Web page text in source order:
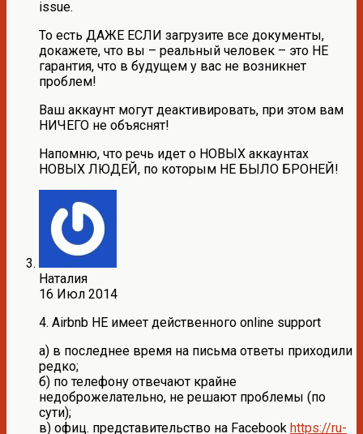
issue.
То есть ДАЖЕ ЕСЛИ загрузите все документы,
докажете, что вы – реальный человек – это НЕ
гарантия, что в будущем у вас не возникнет
проблем!
Ваш аккаунт могут деактивировать, при этом вам
НИЧЕГО не объяснят!
Напомню, что речь идет о НОВЫХ аккаунтах
НОВЫХ ЛЮДЕЙ, по которым НЕ БЫЛО БРОНЕЙ!
Наталия
16 Июл 2014
4. Airbnb НЕ имеет действенного online support
а) в последнее время на письма ответы приходили
редко;
б) по телефону отвечают крайне
недоброжелательно, не решают проблемы (по
сути);
в) офиц. представительство на Facebook https://ru-